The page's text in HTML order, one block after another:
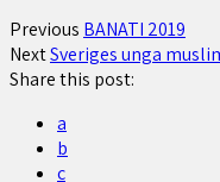
Previous BANATI 2019
NextSveriges unga
Share this post:
a
b
c